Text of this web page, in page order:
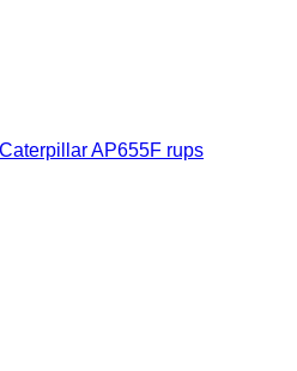
Caterpillar AP655F rups